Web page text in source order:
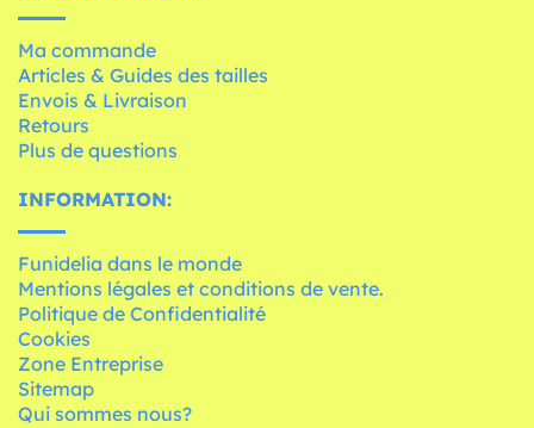
Ma commande
Articles & Guides des tailles
Envois & Livraison
Retours
Plus de questions
INFORMATION:
Funidelia dans le monde
Mentions légales et conditions de vente.
Politique de Confidentialité
Cookies
Zone Entreprise
Sitemap
Qui sommes nous?